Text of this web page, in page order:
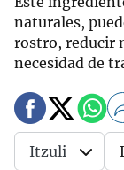
naturales,
rostro, reducir
necesidad de
Itzuli